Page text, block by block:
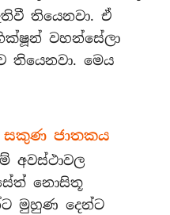
තියෙනවා. ඒ
වහන්සේලා
තියෙනවා. මෙය
සකුණ ජාතකය
අවස්ථාවල
නොසිතූ
මුහුණ දෙන්ට